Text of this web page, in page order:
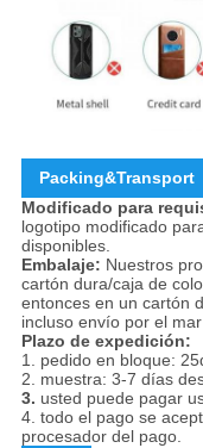
Packing&Transport
Modificado para
logotipo modificado
disponibles.
Embalaje: Nuestros
cartón dura/caja de
entonces en un cartón
incluso envío por el
Plazo de expedición:
1. pedido en bloque:
2. muestra: 3-7 días
3. usted puede pagar
4. todo el pago se
procesador del pago.